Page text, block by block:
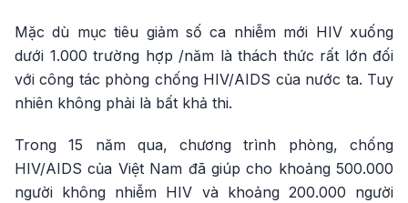
Mặc dù mục tiêu giảm số ca nhiễm mới HIV xuống
dưới 1.000 trường hợp /năm là thách thức rất lớn đối
với công tác phòng chống HIV/AIDS của nước ta. Tuy
nhiên không phải là bất khả thi.
Trong 15 năm qua, chương trình phòng, chống
HIV/AIDS của Việt Nam đã giúp cho khoảng 500.000
người không nhiễm HIV và khoảng 200.000 người